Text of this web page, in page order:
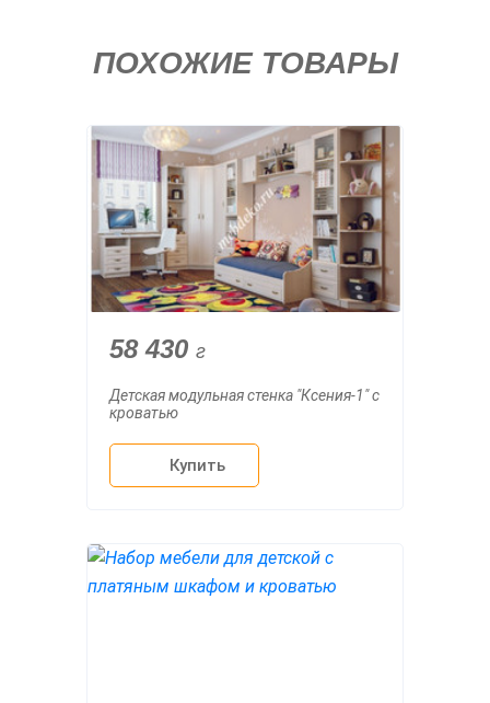
ПОХОЖИЕ ТОВАРЫ
58 430 г
Детская модульная стенка "Ксения-1" с
кроватью
Купить